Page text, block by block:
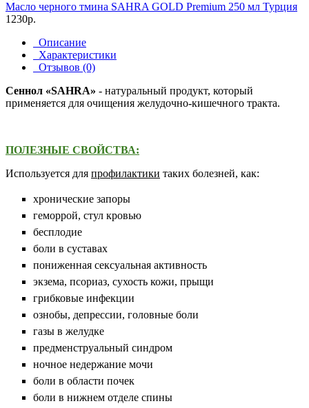
Масло черного тмина SAHRA GOLD Premium 250 мл Турция
1230р.
Описание
Характеристики
Отзывов (0)
Сеннол «SAHRA» - натуральный продукт, который
применяется для очищения желудочно-кишечного тракта.
ПОЛЕЗНЫЕ СВОЙСТВА:
Используется для профилактики таких болезней, как:
хронические запоры
геморрой, стул кровью
бесплодие
боли в суставах
пониженная сексуальная активность
экзема, псориаз, сухость кожи, прыщи
грибковые инфекции
ознобы, депрессии, головные боли
газы в желудке
предменструальный синдром
ночное недержание мочи
боли в области почек
боли в нижнем отделе спины